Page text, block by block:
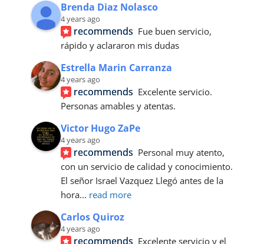
Brenda Diaz Nolasco
4 years ago
recommends Fue buen servicio,
rápido y aclararon mis dudas
Estrella Marin Carranza
4 years ago
recommends Excelente servicio.
Personas amables y atentas.
Victor Hugo ZaPe
4 years ago
recommends Personal muy atento,
con un servicio de calidad y conocimiento.
El señor Israel Vazquez Llegó antes de la
hora... read more
Carlos Quiroz
4 years ago
recommends Excelente servicio y el